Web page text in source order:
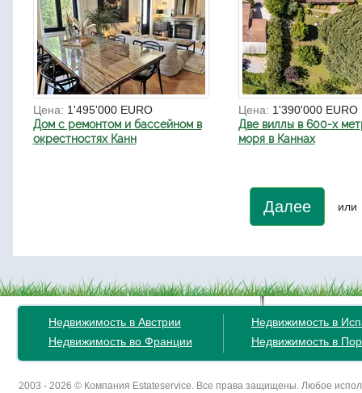
Цена: 1'495'000 EURO
Дом с ремонтом и бассейном в
окрестностях Канн
Цена: 1'390'000 EURO
Две виллы в 600-х
моря в Каннах
Далее или
Недвижимость в Австрии
Недвижимость во Франции
Недвижимость в
Недвижимость в
2003 - 2026 © Компания Estateservice. Все права защищены. Любое